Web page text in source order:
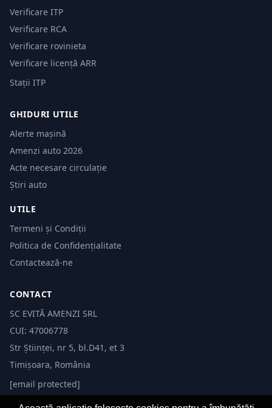
Verificare ITP
Verificare RCA
Verificare rovinieta
Verificare licență ARR
Stații ITP
GHIDURI UTILE
Alerte mașină
Amenzi auto 2026
Acte necesare circulație
Știri auto
UTILE
Termeni și Condiții
Politica de Confidențialitate
Contactează-ne
CONTACT
SC EVITĂ AMENZI SRL
CUI: 47006778
Str Științei, nr 5, bl.D41, et 3
Timișoara, România
[email protected]